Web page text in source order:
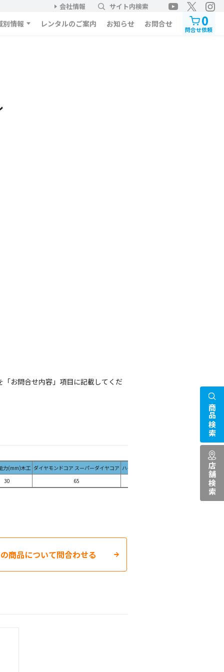
会社情報 サイト内検索
別情報 レンタルのご案内 お知らせ お問合せ 0
問合せ依頼
お問合せ内容」項目に記載してくだ
力(mm)木工 ダイヤモンドコア スーパーダイヤコア ハイパーダイヤコア スーパーウッドコア
30
65 セ
商品について問合わせる
商品検索
店舗検索